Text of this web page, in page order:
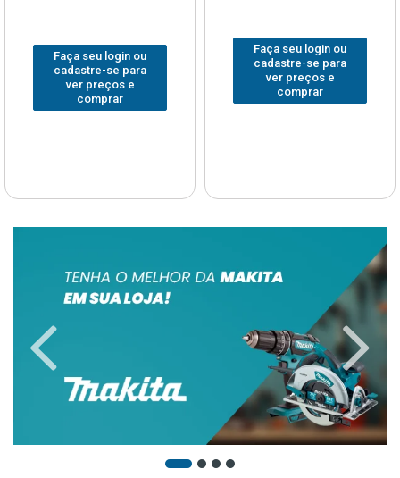
Faça seu login ou
cadastre-se para
ver preços e
comprar
Faça seu login ou
cadastre-se para
ver preços e
comprar